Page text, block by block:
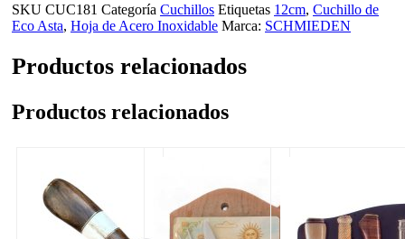
SKU CUC181 Categoría Cuchillos Etiquetas 12cm, Cuchillo de
Eco Asta, Hoja de Acero Inoxidable Marca: SCHMIEDEN
Productos relacionados
Productos relacionados